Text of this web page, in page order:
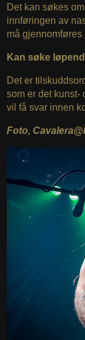
Det kan søkes
innføringen av
må gjennomføres
Kan søke
Det er
som er det kunst-
vil få svar innen
Foto,